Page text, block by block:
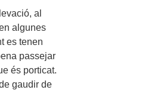
al
algunes
es tenen
passejar
és porticat.
gaudir de